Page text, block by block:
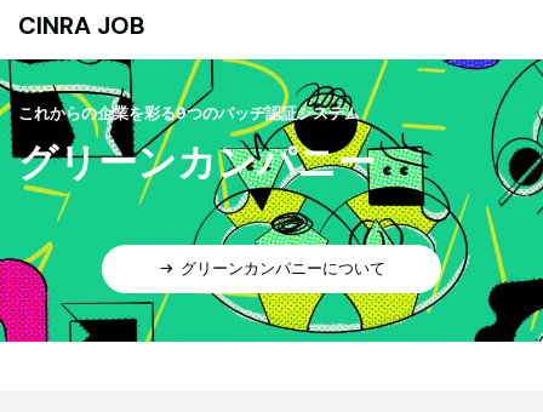
CINRA JOB
これからの企業を彩る9つのバッヂ認証システム
グリーンカンパニー
グリーンカンパニーについて